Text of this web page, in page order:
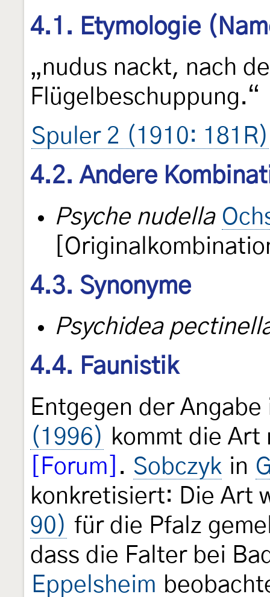
4.1. Etymologie
„nudus nackt, nach
Flügelbeschuppung.“
Spuler 2 (1910: 181R)
4.2. Andere
Psyche nudella
4.3. Synonyme
Psychidea
4.4. Faunistik
Entgegen der
(1996) kommt die
[Forum] . Sobczyk in
konkretisiert: Die Art
90) für die Pfalz
dass die Falter bei
Eppelsheim